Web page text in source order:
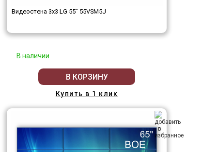
Видеостена 3x3 LG 55" 55VSM5J
В наличии
В КОРЗИНУ
Купить в 1 клик